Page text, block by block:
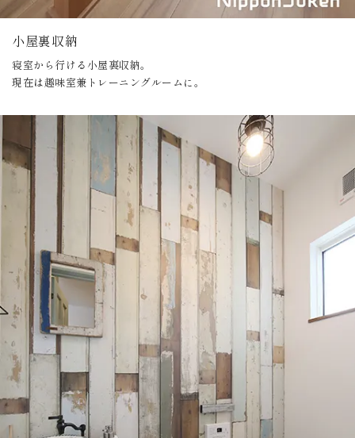
小屋裏収納
寝室から行ける小屋裏収納。
現在は趣味室兼トレーニングルームに。